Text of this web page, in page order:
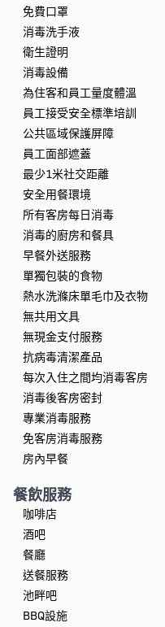
免費口罩
消毒洗手液
衛生證明
消毒設備
為住客和員工量度體溫
員工接受安全標準培訓
公共區域保護屏障
員工面部遮蓋
最少1米社交距離
安全用餐環境
所有客房每日消毒
消毒的廚房和餐具
早餐外送服務
單獨包裝的食物
熱水洗滌床單毛巾及衣物
無共用文具
無現金支付服務
抗病毒清潔產品
每次入住之間均消毒客房
消毒後客房密封
專業消毒服務
免客房消毒服務
房內早餐
餐飲服務
咖啡店
酒吧
餐廳
送餐服務
池畔吧
BBQ設施